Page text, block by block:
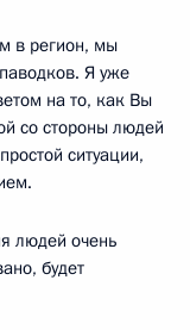
в регион, мы
Я уже
на то, как Вы
со стороны людей
ситуации,
людей очень
будет